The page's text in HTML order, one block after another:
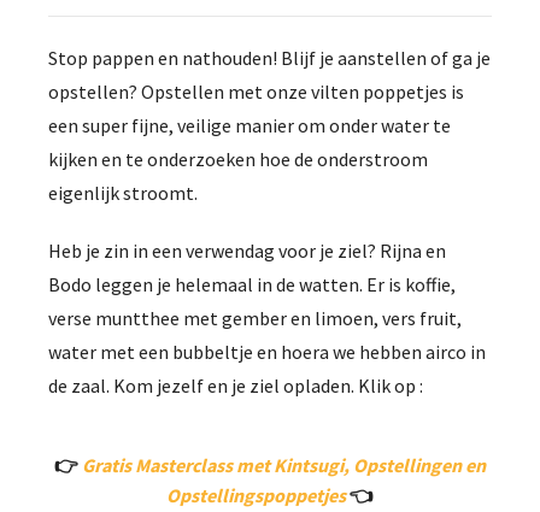
Stop pappen en nathouden! Blijf je aanstellen of ga je
opstellen? Opstellen met onze vilten poppetjes is
een super fijne, veilige manier om onder water te
kijken en te onderzoeken hoe de onderstroom
eigenlijk stroomt.
Heb je zin in een verwendag voor je ziel? Rijna en
Bodo leggen je helemaal in de watten. Er is koffie,
verse muntthee met gember en limoen, vers fruit,
water met een bubbeltje en hoera we hebben airco in
de zaal. Kom jezelf en je ziel opladen. Klik op :
👉 Gratis Masterclass met Kintsugi, Opstellingen en
Opstellingspoppetjes👈